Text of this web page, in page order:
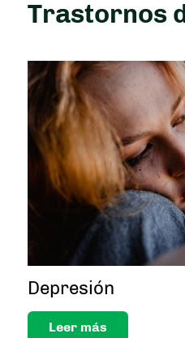
Trastornos
Depresión
Leer más